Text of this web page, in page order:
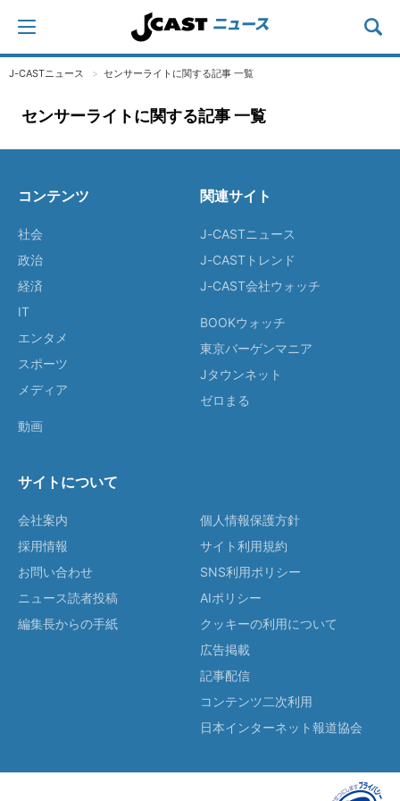
J-CASTニュース センサーライトに関する記事 一覧
センサーライトに関する記事 一覧
コンテンツ
社会
政治
経済
IT
エンタメ
スポーツ
メディア
動画
関連サイト
J-CASTニュース
J-CASTトレンド
J-CAST会社ウォッチ
BOOKウォッチ
東京バーゲンマニア
Jタウンネット
ゼロまる
サイトについて
会社案内
採用情報
お問い合わせ
ニュース読者投稿
編集長からの手紙
個人情報保護方針
サイト利用規約
SNS利用ポリシー
AIポリシー
クッキーの利用について
広告掲載
記事配信
コンテンツ二次利用
日本インターネット報道協会